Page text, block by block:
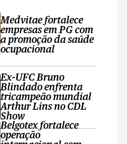
Medvitae fortalece
empresas em PG com
a promoção da saúde
ocupacional
Ex-UFC Bruno
Blindado enfrenta
tricampeão mundial
Arthur Lins no CDL
Show
Belgotex fortalece
operação